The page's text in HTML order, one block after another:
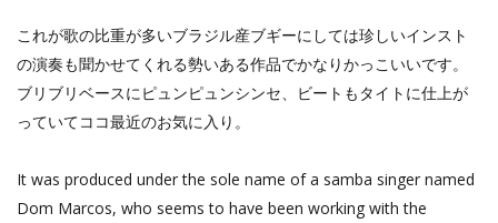
これが歌の比重が多いブラジル産ブギーにしては珍しいインスト
の演奏も聞かせてくれる勢いある作品でかなりかっこいいです。
ブリブリベースにピュンピュンシンセ、ビートもタイトに仕上が
っていてココ最近のお気に入り。
It was produced under the sole name of a samba singer named
Dom Marcos, who seems to have been working with the